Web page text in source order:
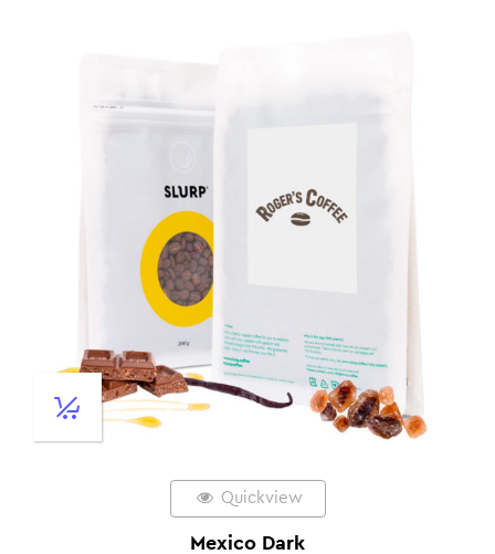
Quickview
Mexico Dark